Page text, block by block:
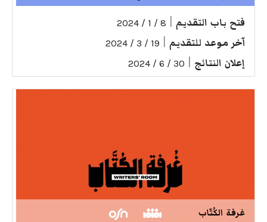
فتح باب التقديم 8 / 1 / 2024
آخر موعد للتقديم 19 / 3 / 2024
إعلان النتائج 30 / 6 / 2024
غرفة الكُتّاب